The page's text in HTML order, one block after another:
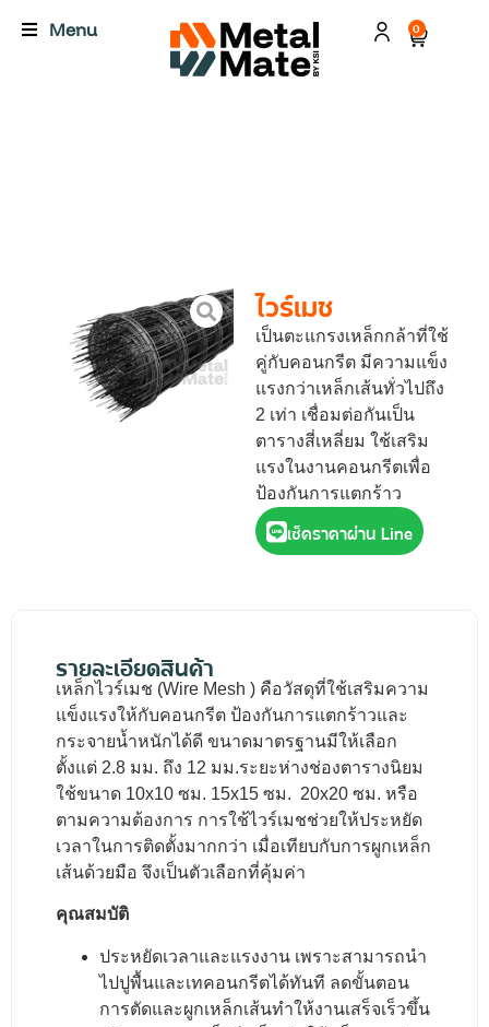
Menu 0
ไวร์เมช
เป็นตะแกรงเหล็กกล้าที่ใช้
คู่กับคอนกรีต มีความแข็ง
แรงกว่าเหล็กเส้นทั่วไปถึง
2 เท่า เชื่อมต่อกันเป็น
ตารางสี่เหลี่ยม ใช้เสริม
แรงในงานคอนกรีตเพื่อ
ป้องกันการแตกร้าว
เช็คราคาผ่าน Line
รายละเอียดสินค้า
เหล็กไวร์เมช (Wire Mesh ) คือวัสดุที่ใช้เสริมความ
แข็งแรงให้กับคอนกรีต ป้องกันการแตกร้าวและ
กระจายน้ำหนักได้ดี ขนาดมาตรฐานมีให้เลือก
ตั้งแต่ 2.8 มม. ถึง 12 มม.ระยะห่างช่องตารางนิยม
ใช้ขนาด 10x10 ซม. 15x15 ซม. 20x20 ซม. หรือ
ตามความต้องการ การใช้ไวร์เมชช่วยให้ประหยัด
เวลาในการติดตั้งมากกว่า เมื่อเทียบกับการผูกเหล็ก
เส้นด้วยมือ จึงเป็นตัวเลือกที่คุ้มค่า
คุณสมบัติ
ประหยัดเวลาและแรงงาน เพราะสามารถนำ
ไปปูพื้นและเทคอนกรีตได้ทันที ลดขั้นตอน
การตัดและผูกเหล็กเส้นทำให้งานเสร็จเร็วขึ้น